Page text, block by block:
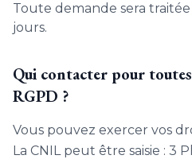
Toute demande sera
jours.
Qui contacter pour toutes
RGPD ?
Vous pouvez exercer vos
La CNIL peut être saisie : 3